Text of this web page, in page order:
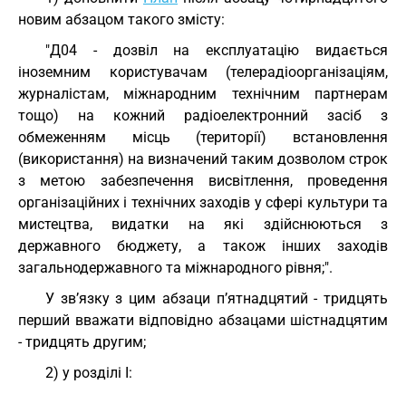
новим абзацом такого змісту:
"Д04 - дозвіл на експлуатацію видається
іноземним користувачам (телерадіоорганізаціям,
журналістам, міжнародним технічним партнерам
тощо) на кожний радіоелектронний засіб з
обмеженням місць (території) встановлення
(використання) на визначений таким дозволом строк
з метою забезпечення висвітлення, проведення
організаційних і технічних заходів у сфері культури та
мистецтва, видатки на які здійснюються з
державного бюджету, а також інших заходів
загальнодержавного та міжнародного рівня;".
У зв’язку з цим абзаци п’ятнадцятий - тридцять
перший вважати відповідно абзацами шістнадцятим
- тридцять другим;
2) у розділі I: